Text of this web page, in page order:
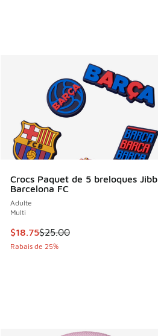
Crocs Paquet de 5 breloques
Barcelona FC
Adulte
Multi
Cet article est en solde. Le prix
$18.75$25.00
Rabais de 25%